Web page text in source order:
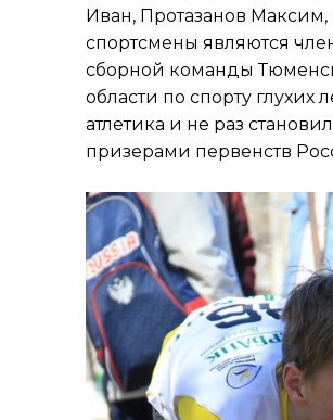
Иван, Протазанов Максим,
спортсмены являются
сборной команды
области по спорту глухих
атлетика и не раз
призерами первенств